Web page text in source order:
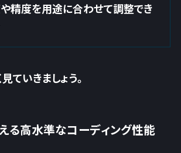
精度を用途に合わせて調整でき
ていきましょう。
る高水準なコーディング性能